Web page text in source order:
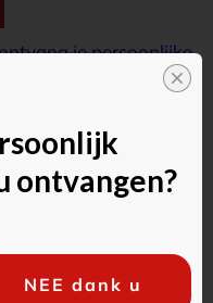
je persoonlijke
ontvangen?
NEE dank u